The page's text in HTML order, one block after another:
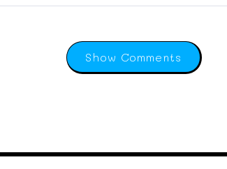
Show Comments